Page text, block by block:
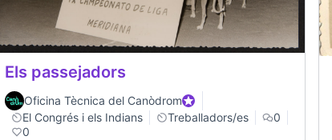
Els passejadors
Oficina Tècnica del CanòdromOfficial participant
El Congrés i els Indians
Treballadors/es
0
0